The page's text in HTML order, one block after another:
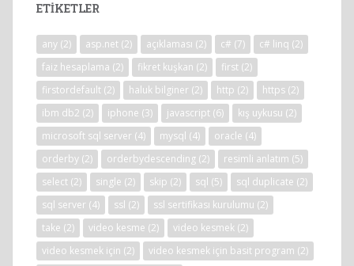
ETIKETLER
any (2) asp.net (2) açıklaması (2) c# (7) c# linq (2)
faiz hesaplama (2) fikret kuşkan (2) first (2)
firstordefault (2) haluk bilginer (2) http (2) https (2)
ibm db2 (2) iphone (3) javascript (6) kış uykusu (2)
microsoft sql server (4) mysql (4) oracle (4)
orderby (2) orderbydescending (2) resimli anlatım (5)
select (2) single (2) skip (2) sql (5) sql duplicate (2)
sql server (4) ssl (2) ssl sertifikası kurulumu (2)
take (2) video kesme (2) video kesmek (2)
video kesmek için (2) video kesmek için basit program (2)